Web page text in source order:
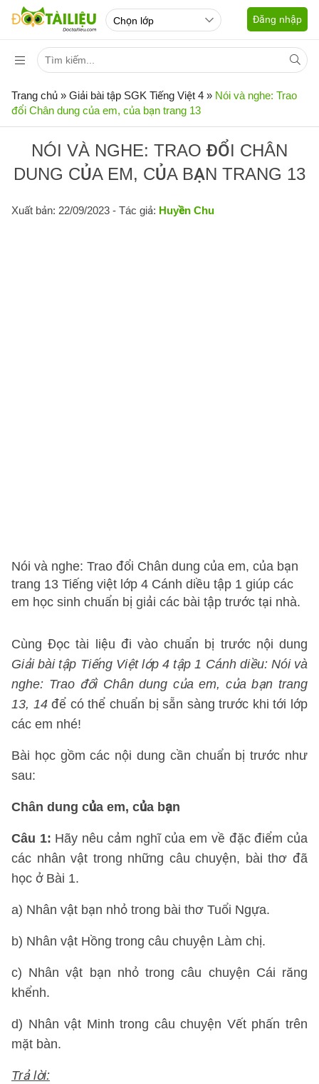
Đăng nhập
Trang chủ » Giải bài tập SGK Tiếng Việt 4 » Nói và nghe: Trao
đổi Chân dung của em, của bạn trang 13
NÓI VÀ NGHE: TRAO ĐỔI CHÂN
DUNG CỦA EM, CỦA BẠN TRANG 13
Xuất bản: 22/09/2023 - Tác giả: Huyền Chu
Nói và nghe: Trao đổi Chân dung của em, của bạn
trang 13 Tiếng việt lớp 4 Cánh diều tập 1 giúp các
em học sinh chuẩn bị giải các bài tập trước tại nhà.
Cùng Đọc tài liệu đi vào chuẩn bị trước nội dung
Giải bài tập Tiếng Việt lớp 4 tập 1 Cánh diều: Nói và
nghe: Trao đổi Chân dung của em, của bạn trang
13, 14để có thể chuẩn bị sẵn sàng trước khi tới lớp
các em nhé!
Bài học gồm các nội dung cần chuẩn bị trước như
sau:
Chân dung của em, của bạn
Câu 1: Hãy nêu cảm nghĩ của em về đặc điểm của
các nhân vật trong những câu chuyện, bài thơ đã
học ở Bài 1.
a) Nhân vật bạn nhỏ trong bài thơ Tuổi Ngựa.
b) Nhân vật Hồng trong câu chuyện Làm chị.
c) Nhân vật bạn nhỏ trong câu chuyện Cái răng
khểnh.
d) Nhân vật Minh trong câu chuyện Vết phấn trên
mặt bàn.
Trả lời: